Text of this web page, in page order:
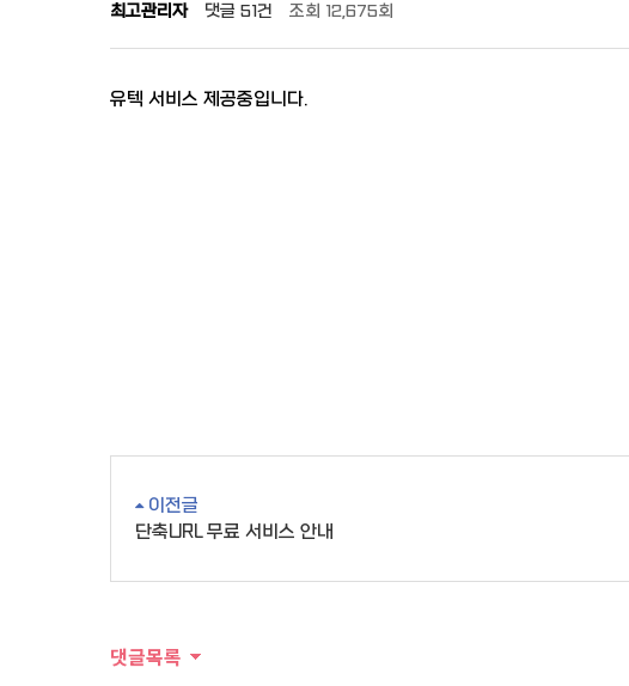
최고관리자 댓글 51건 조회 12,675회
유텍 서비스 제공중입니다.
이전글
단축URL 무료 서비스 안내
댓글목록